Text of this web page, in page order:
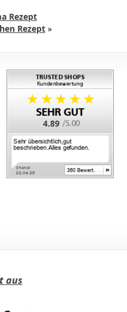
Rezept
Rezept »
4.89
aus